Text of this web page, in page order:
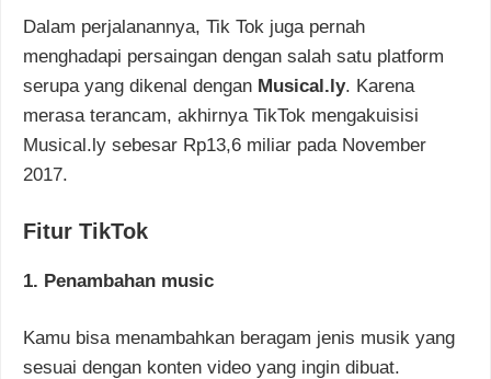
Dalam perjalanannya, Tik Tok juga pernah
menghadapi persaingan dengan salah satu platform
serupa yang dikenal dengan Musical.ly. Karena
merasa terancam, akhirnya TikTok mengakuisisi
Musical.ly sebesar Rp13,6 miliar pada November
2017.
Fitur TikTok
1. Penambahan music
Kamu bisa menambahkan beragam jenis musik yang
sesuai dengan konten video yang ingin dibuat.